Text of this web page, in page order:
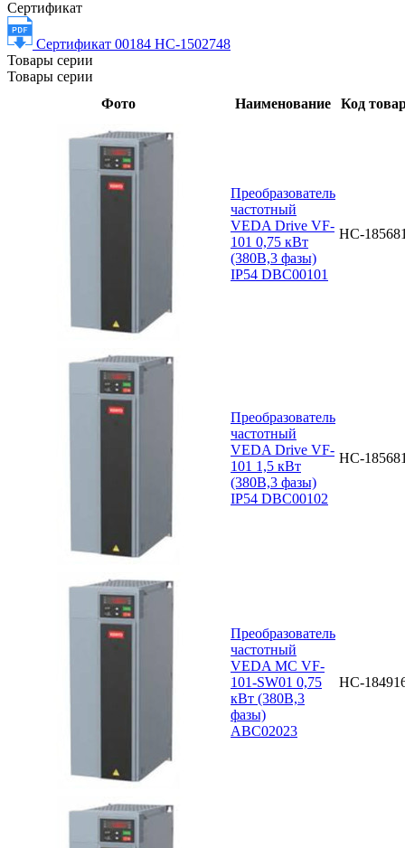
Сертификат
Сертификат 00184 НС-1502748
Товары серии
Товары серии
Фото
Наименование Код
Преобразователь
частотный
VEDA Drive VF-
101 0,75 кВт
(380В,3 фазы)
IP54 DBC00101
НС-
Преобразователь
частотный
VEDA Drive VF-
101 1,5 кВт
(380В,3 фазы)
IP54 DBC00102
НС-
Преобразователь
частотный
VEDA MC VF-
101-SW01 0,75
кВт (380В,3
фазы)
ABC02023
НС-